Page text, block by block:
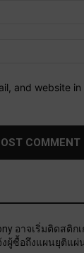
and website
อาจเริ่มติดสติก
งผู้ซื้อถึงแผนยุติแผ่